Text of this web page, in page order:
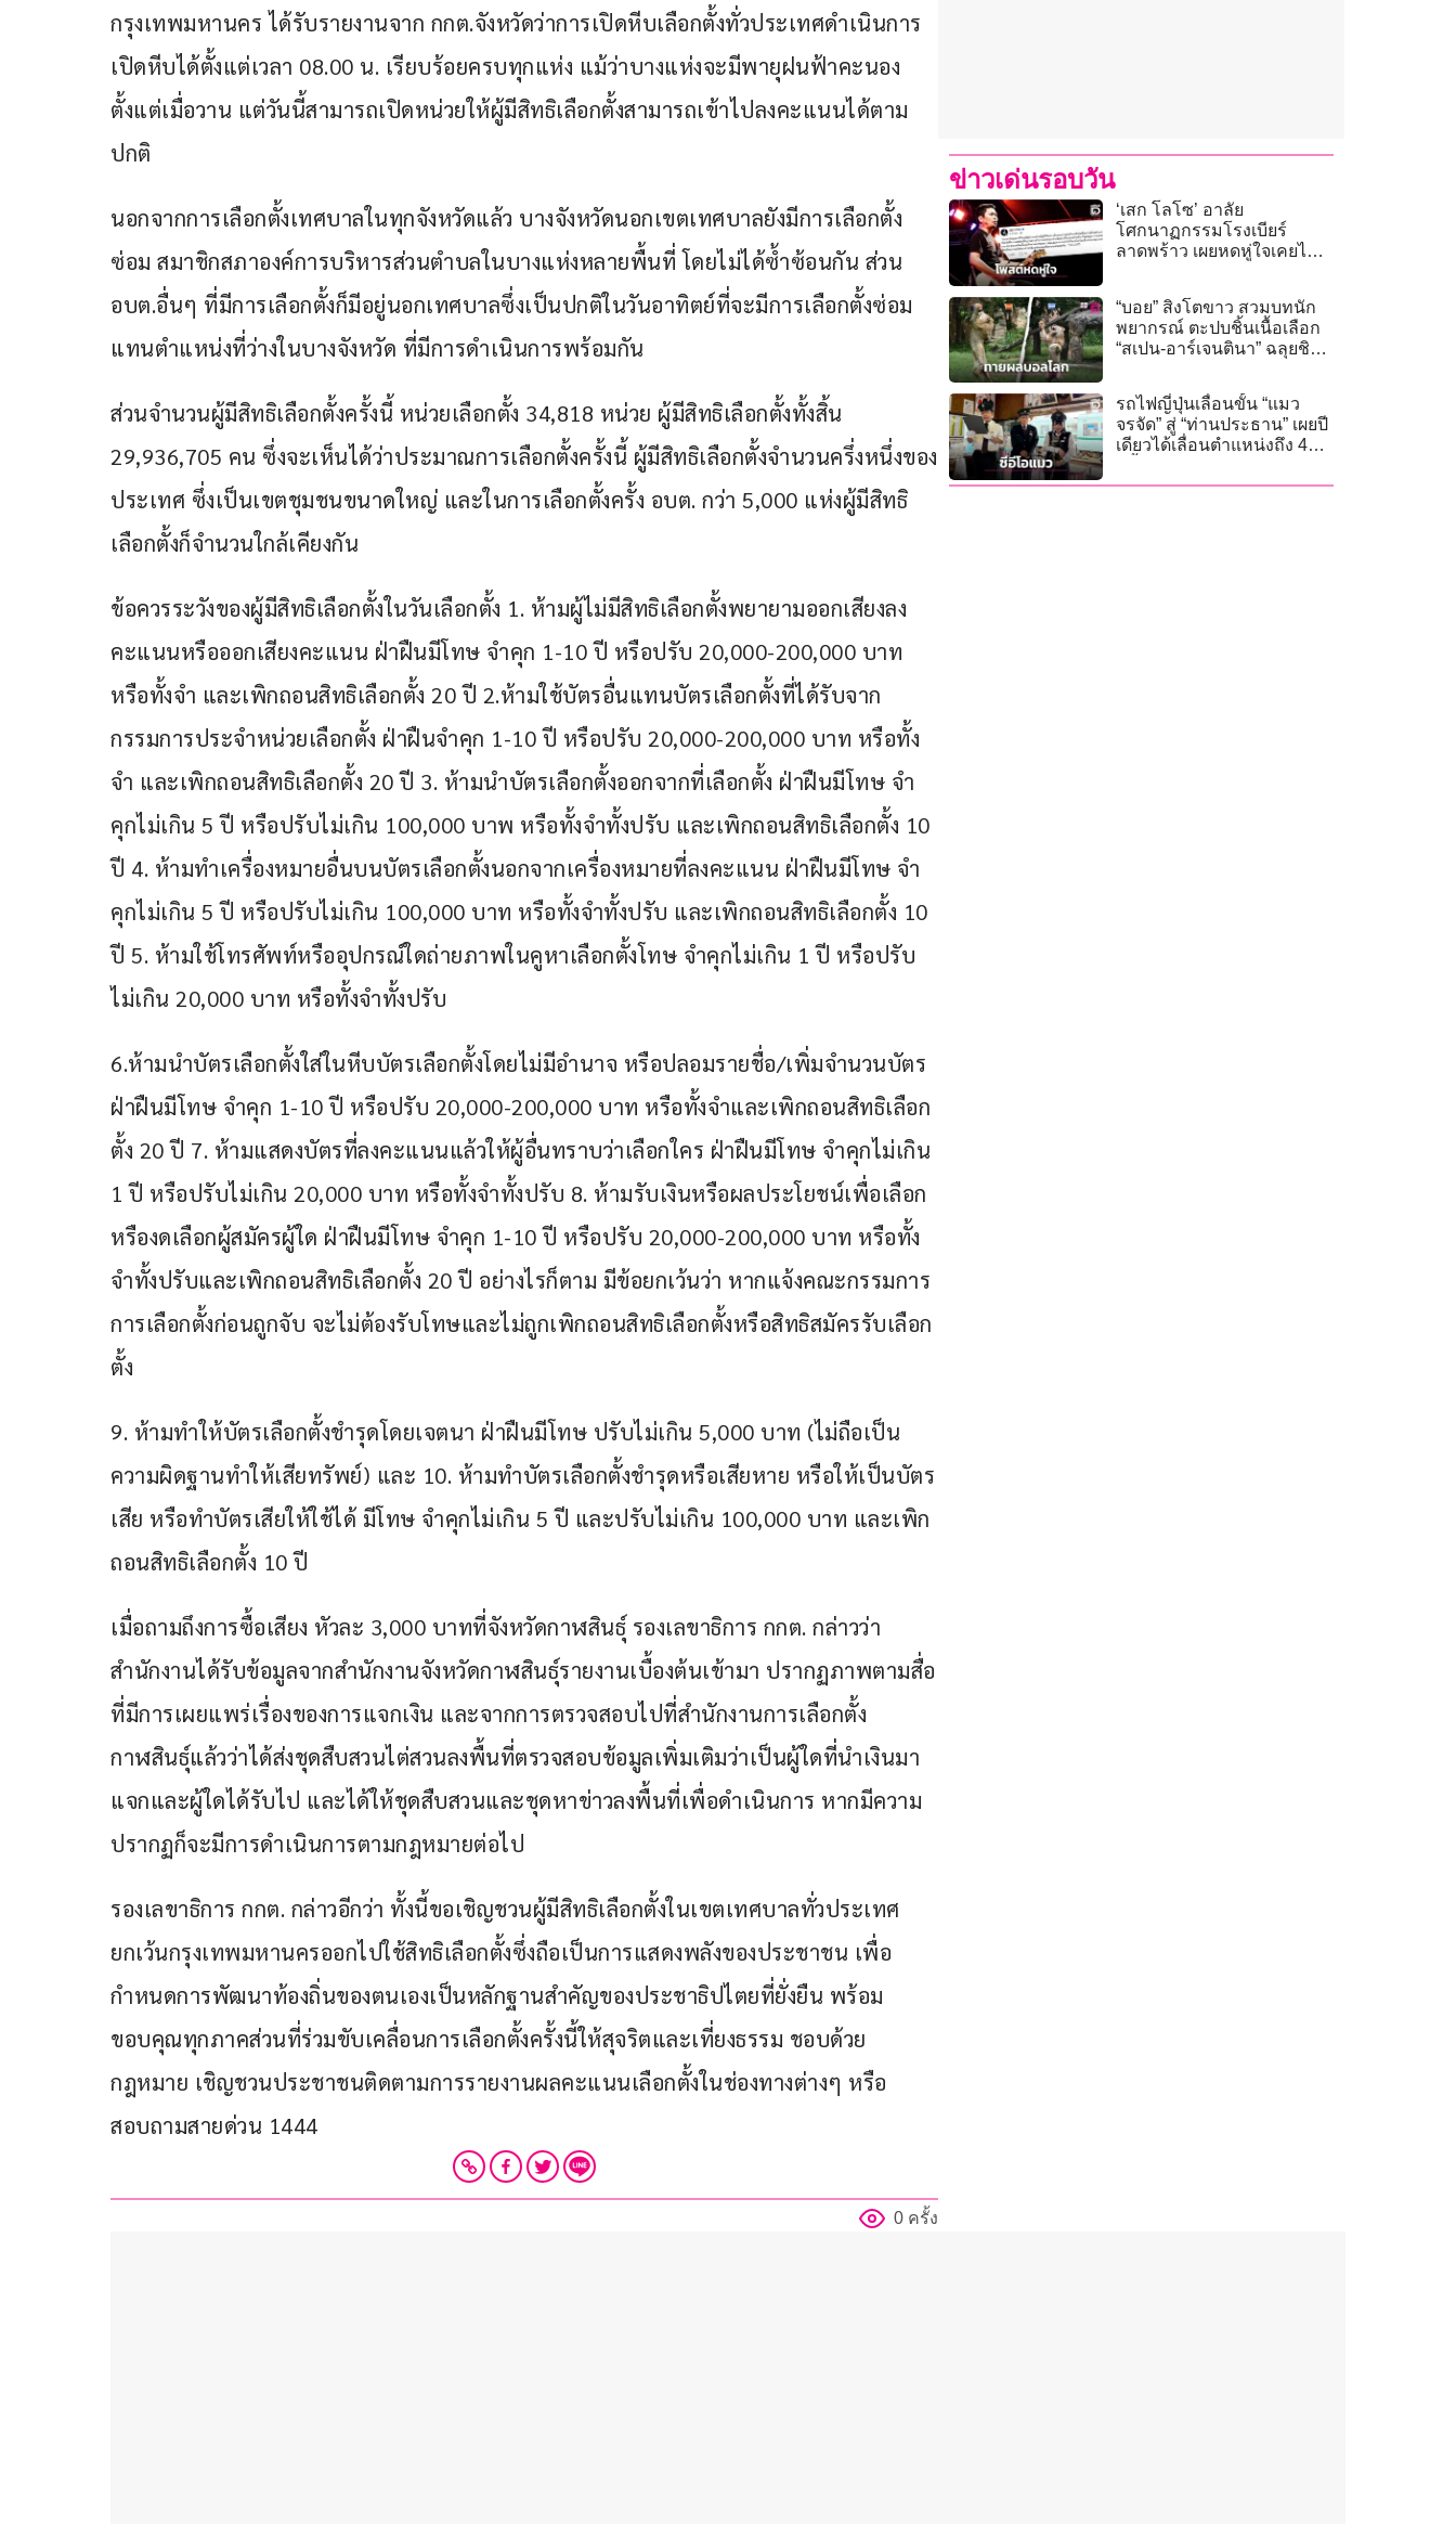
กรุงเทพมหานคร ได้รับรายงานจาก กกต.จังหวัดว่าการเปิดหีบเลือกตั้งทั่วประเทศดำเนินการ
เปิดหีบได้ตั้งแต่เวลา 08.00 น. เรียบร้อยครบทุกแห่ง แม้ว่าบางแห่งจะมีพายุฝนฟ้าคะนอง
ตั้งแต่เมื่อวาน แต่วันนี้สามารถเปิดหน่วยให้ผู้มีสิทธิเลือกตั้งสามารถเข้าไปลงคะแนนได้ตาม
ปกติ
นอกจากการเลือกตั้งเทศบาลในทุกจังหวัดแล้ว บางจังหวัดนอกเขตเทศบาลยังมีการเลือกตั้ง
ซ่อม สมาชิกสภาองค์การบริหารส่วนตำบลในบางแห่งหลายพื้นที่ โดยไม่ได้ซ้ำซ้อนกัน ส่วน
อบต.อื่นๆ ที่มีการเลือกตั้งก็มีอยู่นอกเทศบาลซึ่งเป็นปกติในวันอาทิตย์ที่จะมีการเลือกตั้งซ่อม
แทนตำแหน่งที่ว่างในบางจังหวัด ที่มีการดำเนินการพร้อมกัน
ส่วนจำนวนผู้มีสิทธิเลือกตั้งครั้งนี้ หน่วยเลือกตั้ง 34,818 หน่วย ผู้มีสิทธิเลือกตั้งทั้งสิ้น
29,936,705 คน ซึ่งจะเห็นได้ว่าประมาณการเลือกตั้งครั้งนี้ ผู้มีสิทธิเลือกตั้งจำนวนครึ่งหนึ่งของ
ประเทศ ซึ่งเป็นเขตชุมชนขนาดใหญ่ และในการเลือกตั้งครั้ง อบต. กว่า 5,000 แห่งผู้มีสิทธิ
เลือกตั้งก็จำนวนใกล้เคียงกัน
ข้อควรระวังของผู้มีสิทธิเลือกตั้งในวันเลือกตั้ง 1. ห้ามผู้ไม่มีสิทธิเลือกตั้งพยายามออกเสียงลง
คะแนนหรือออกเสียงคะแนน ฝ่าฝืนมีโทษ จำคุก 1-10 ปี หรือปรับ 20,000-200,000 บาท
หรือทั้งจำ และเพิกถอนสิทธิเลือกตั้ง 20 ปี 2.ห้ามใช้บัตรอื่นแทนบัตรเลือกตั้งที่ได้รับจาก
กรรมการประจำหน่วยเลือกตั้ง ฝ่าฝืนจำคุก 1-10 ปี หรือปรับ 20,000-200,000 บาท หรือทั้ง
จำ และเพิกถอนสิทธิเลือกตั้ง 20 ปี 3. ห้ามนำบัตรเลือกตั้งออกจากที่เลือกตั้ง ฝ่าฝืนมีโทษ จำ
คุกไม่เกิน 5 ปี หรือปรับไม่เกิน 100,000 บาพ หรือทั้งจำทั้งปรับ และเพิกถอนสิทธิเลือกตั้ง 10
ปี 4. ห้ามทำเครื่องหมายอื่นบนบัตรเลือกตั้งนอกจากเครื่องหมายที่ลงคะแนน ฝ่าฝืนมีโทษ จำ
คุกไม่เกิน 5 ปี หรือปรับไม่เกิน 100,000 บาท หรือทั้งจำทั้งปรับ และเพิกถอนสิทธิเลือกตั้ง 10
ปี 5. ห้ามใช้โทรศัพท์หรืออุปกรณ์ใดถ่ายภาพในคูหาเลือกตั้งโทษ จำคุกไม่เกิน 1 ปี หรือปรับ
ไม่เกิน 20,000 บาท หรือทั้งจำทั้งปรับ
6.ห้ามนำบัตรเลือกตั้งใส่ในหีบบัตรเลือกตั้งโดยไม่มีอำนาจ หรือปลอมรายชื่อ/เพิ่มจำนวนบัตร
ฝ่าฝืนมีโทษ จำคุก 1-10 ปี หรือปรับ 20,000-200,000 บาท หรือทั้งจำและเพิกถอนสิทธิเลือก
ตั้ง 20 ปี 7. ห้ามแสดงบัตรที่ลงคะแนนแล้วให้ผู้อื่นทราบว่าเลือกใคร ฝ่าฝืนมีโทษ จำคุกไม่เกิน
1 ปี หรือปรับไม่เกิน 20,000 บาท หรือทั้งจำทั้งปรับ 8. ห้ามรับเงินหรือผลประโยชน์เพื่อเลือก
หรืองดเลือกผู้สมัครผู้ใด ฝ่าฝืนมีโทษ จำคุก 1-10 ปี หรือปรับ 20,000-200,000 บาท หรือทั้ง
จำทั้งปรับและเพิกถอนสิทธิเลือกตั้ง 20 ปี อย่างไรก็ตาม มีข้อยกเว้นว่า หากแจ้งคณะกรรมการ
การเลือกตั้งก่อนถูกจับ จะไม่ต้องรับโทษและไม่ถูกเพิกถอนสิทธิเลือกตั้งหรือสิทธิสมัครรับเลือก
ตั้ง
9. ห้ามทำให้บัตรเลือกตั้งชำรุดโดยเจตนา ฝ่าฝืนมีโทษ ปรับไม่เกิน 5,000 บาท (ไม่ถือเป็น
ความผิดฐานทำให้เสียทรัพย์) และ 10. ห้ามทำบัตรเลือกตั้งชำรุดหรือเสียหาย หรือให้เป็นบัตร
เสีย หรือทำบัตรเสียให้ใช้ได้ มีโทษ จำคุกไม่เกิน 5 ปี และปรับไม่เกิน 100,000 บาท และเพิก
ถอนสิทธิเลือกตั้ง 10 ปี
เมื่อถามถึงการซื้อเสียง หัวละ 3,000 บาทที่จังหวัดกาฬสินธุ์ รองเลขาธิการ กกต. กล่าวว่า
สำนักงานได้รับข้อมูลจากสำนักงานจังหวัดกาฬสินธุ์รายงานเบื้องต้นเข้ามา ปรากฏภาพตามสื่อ
ที่มีการเผยแพร่เรื่องของการแจกเงิน และจากการตรวจสอบไปที่สำนักงานการเลือกตั้ง
กาฬสินธุ์แล้วว่าได้ส่งชุดสืบสวนไต่สวนลงพื้นที่ตรวจสอบข้อมูลเพิ่มเติมว่าเป็นผู้ใดที่นำเงินมา
แจกและผู้ใดได้รับไป และได้ให้ชุดสืบสวนและชุดหาข่าวลงพื้นที่เพื่อดำเนินการ หากมีความ
ปรากฏก็จะมีการดำเนินการตามกฎหมายต่อไป
รองเลขาธิการ กกต. กล่าวอีกว่า ทั้งนี้ขอเชิญชวนผู้มีสิทธิเลือกตั้งในเขตเทศบาลทั่วประเทศ
ยกเว้นกรุงเทพมหานครออกไปใช้สิทธิเลือกตั้งซึ่งถือเป็นการแสดงพลังของประชาชน เพื่อ
กำหนดการพัฒนาท้องถิ่นของตนเองเป็นหลักฐานสำคัญของประชาธิปไตยที่ยั่งยืน พร้อม
ขอบคุณทุกภาคส่วนที่ร่วมขับเคลื่อนการเลือกตั้งครั้งนี้ให้สุจริตและเที่ยงธรรม ชอบด้วย
กฎหมาย เชิญชวนประชาชนติดตามการรายงานผลคะแนนเลือกตั้งในช่องทางต่างๆ หรือ
สอบถามสายด่วน 1444
0 ครั้ง
ข่าวเด่นรอบวัน
‘เสก โลโซ’ อาลัย
โศกนาฏกรรมโรงเบียร์
ลาดพร้าว เผยหดหู่ใจเคยไป
“บอย” สิงโตขาว สวมบทนัก
พยากรณ์ ตะปบชิ้นเนื้อเลือก
“สเปน-อาร์เจนตินา” ฉลุยชิง
รถไฟญี่ปุ่นเลื่อนขั้น “แมว
จรจัด” สู่ “ท่านประธาน” เผยปี
เดียวได้เลื่อนตำแหน่งถึง 4